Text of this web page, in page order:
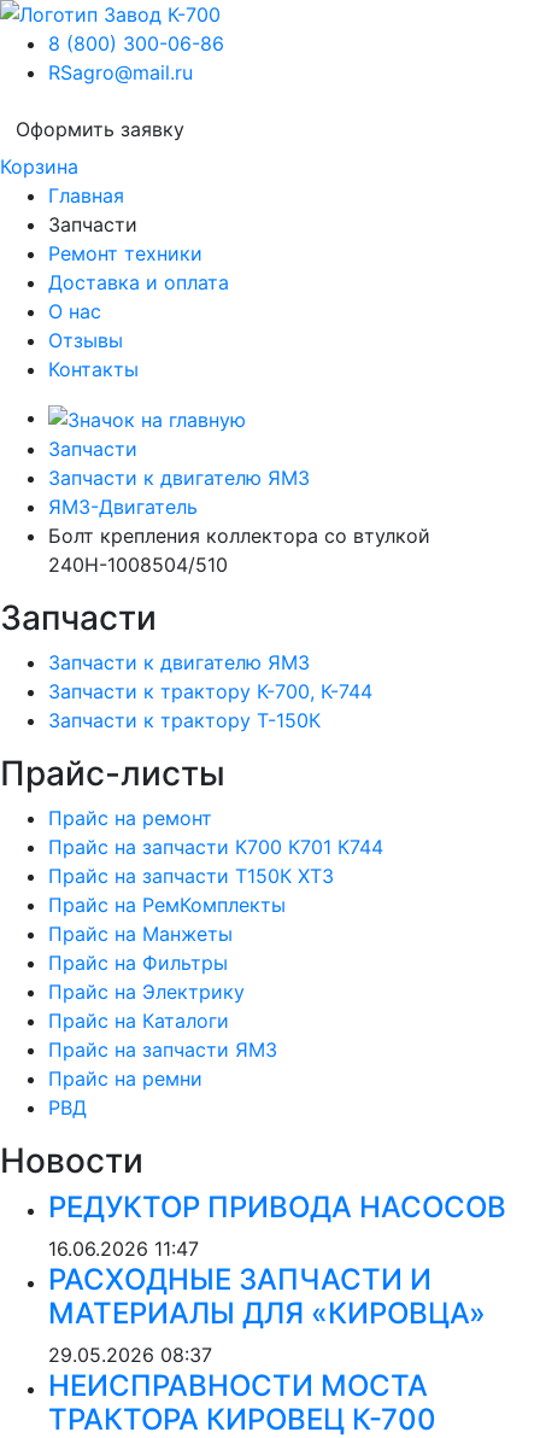
8 (800) 300-06-86
RSagro@mail.ru
Оформить заявку
Корзина
Главная
Запчасти
Ремонт техники
Доставка и оплата
О нас
Отзывы
Контакты
Запчасти
Запчасти к двигателю ЯМЗ
ЯМЗ-Двигатель
Болт крепления коллектора со втулкой
240Н-1008504/510
Запчасти
Запчасти к двигателю ЯМЗ
Запчасти к трактору К-700, К-744
Запчасти к трактору Т-150К
Прайс-листы
Прайс на ремонт
Прайс на запчасти К700 К701 К744
Прайс на запчасти Т150К ХТЗ
Прайс на РемКомплекты
Прайс на Манжеты
Прайс на Фильтры
Прайс на Электрику
Прайс на Каталоги
Прайс на запчасти ЯМЗ
Прайс на ремни
РВД
Новости
РЕДУКТОР ПРИВОДА НАСОСОВ
16.06.2026 11:47
РАСХОДНЫЕ ЗАПЧАСТИ И
МАТЕРИАЛЫ ДЛЯ «КИРОВЦА»
29.05.2026 08:37
НЕИСПРАВНОСТИ МОСТА
ТРАКТОРА КИРОВЕЦ К-700